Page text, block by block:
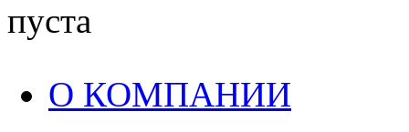
пуста
О КОМПАНИИ